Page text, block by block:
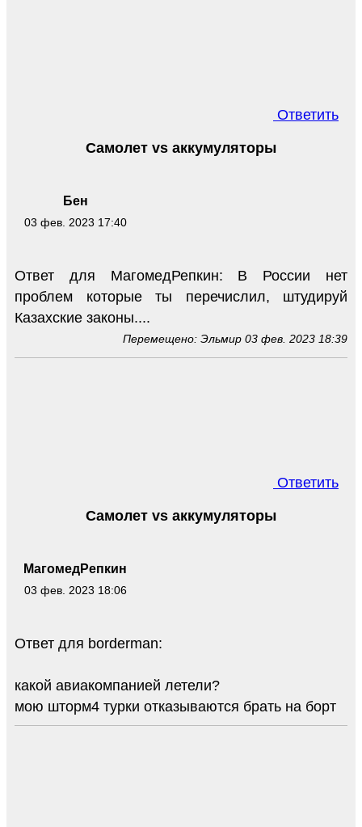
Ответить
Бен
03 фев. 2023 17:40
Самолет vs аккумуляторы
Ответ для МагомедРепкин: В России нет
проблем которые ты перечислил, штудируй
Казахские законы....
Перемещено: Эльмир 03 фев. 2023 18:39
Ответить
МагомедРепкин
03 фев. 2023 18:06
Самолет vs аккумуляторы
Ответ для borderman:
какой авиакомпанией летели?
мою шторм4 турки отказываются брать на борт